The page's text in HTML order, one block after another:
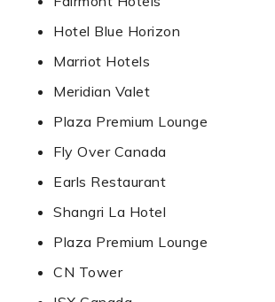
Hotel Blue Horizon
Marriot Hotels
Meridian Valet
Plaza Premium Lounge
Fly Over Canada
Earls Restaurant
Shangri La Hotel
Plaza Premium Lounge
CN Tower